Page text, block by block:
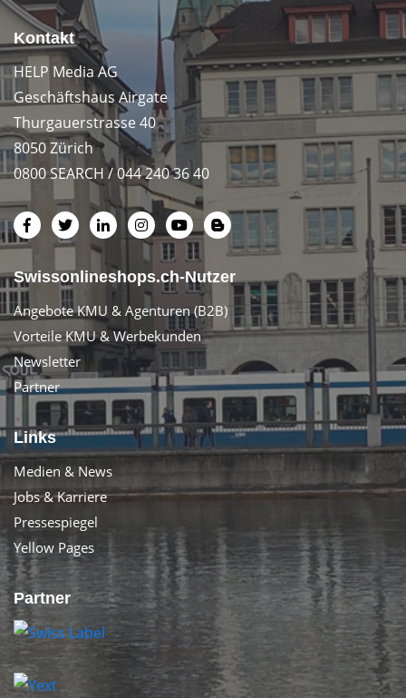
Kontakt
HELP Media AG
Geschäftshaus Airgate
Thurgauerstrasse 40
8050 Zürich
0800 SEARCH / 044 240 36 40
Swissonlineshops.ch-Nutzer
Angebote KMU & Agenturen (B2B)
Vorteile KMU & Werbekunden
Newsletter
Partner
Links
Medien & News
Jobs & Karriere
Pressespiegel
Yellow Pages
Partner